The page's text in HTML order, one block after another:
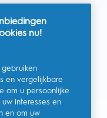
ontvangen van
betrekking tot
initiatieven van
nu!
gebruiken
en vergelijkbare
om u persoonlijke
interesses en
en om uw